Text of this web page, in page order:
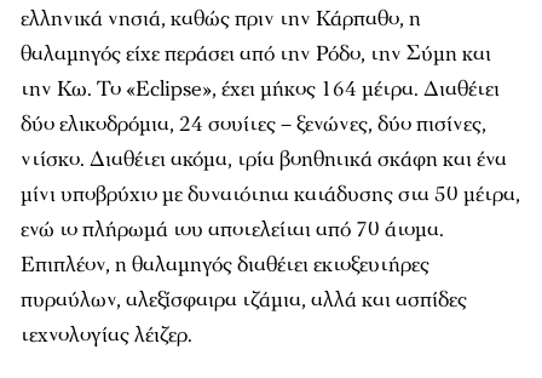
ελληνικά νησιά, καθώς πριν την Κάρπαθο, η
θαλαμηγός είχε περάσει από την Ρόδο, την Σύμη και
την Κω. Το «Eclipse», έχει μήκος 164 μέτρα. Διαθέτει
δύο ελικοδρόμια, 24 σουίτες – ξενώνες, δύο πισίνες,
ντίσκο. Διαθέτει ακόμα, τρία βοηθητικά σκάφη και ένα
μίνι υποβρύχιο με δυνατότητα κατάδυσης στα 50 μέτρα,
ενώ το πλήρωμά του αποτελείται από 70 άτομα.
Επιπλέον, η θαλαμηγός διαθέτει εκτοξευτήρες
πυραύλων, αλεξίσφαιρα τζάμια, αλλά και ασπίδες
τεχνολογίας λέιζερ.